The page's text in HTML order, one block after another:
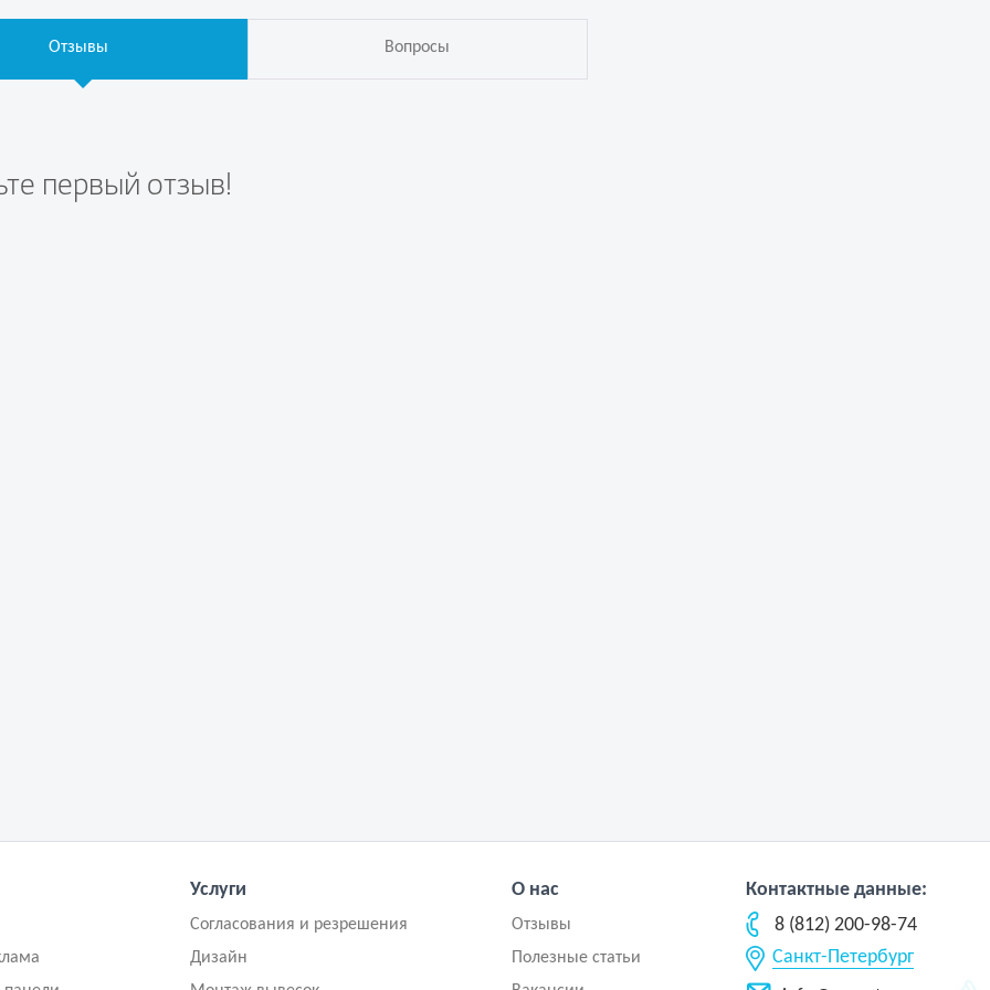
Отзывы Вопросы
первый отзыв!
вопрос первым!
Услуги
Согласования и резрешения
Дизайн
О нас
Отзывы
Полезные статьи
Контактные данные:
8 (812) 200-98-74
Санкт-Петербург